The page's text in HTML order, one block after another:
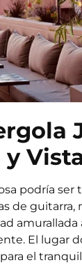
y
podría ser
de
amurallada
El lugar
para el